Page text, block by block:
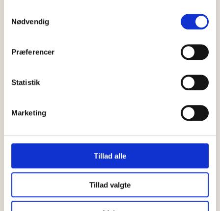
Nødvendig
Præferencer
Statistik
Marketing
Tillad alle
Tillad valgte
Morgensang i Skagen Kapel
Hele højsommeren inviterer Skagen Kirke til Morgensang hver